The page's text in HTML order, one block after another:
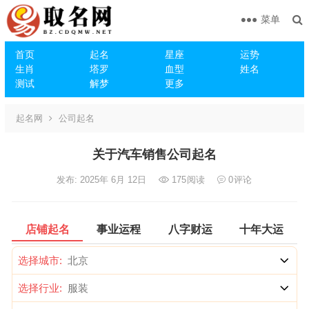
首页 起名 星座
运势
生肖
塔罗 血型
姓名
测试
解梦 更多
菜单
起名网 公司起名
关于汽车销售公司起名
发布: 2025年 6月 12日 175阅读 0评论
店铺起名 事业运程 八字财运 十年大运
选择城市:
选择行业: